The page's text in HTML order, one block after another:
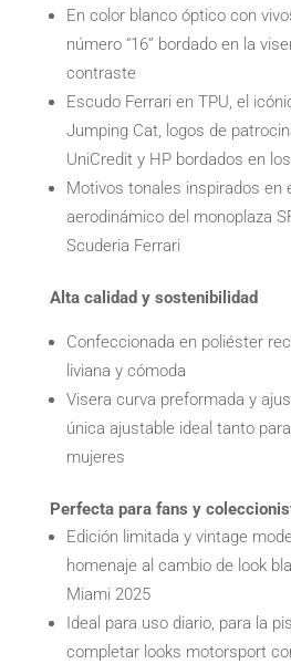
En color blanco óptico con
número “16” bordado en la
contraste
Escudo Ferrari en TPU, el
Jumping Cat, logos de
UniCredit y HP bordados en
Motivos tonales inspirados en
aerodinámico del monoplaza
Scuderia Ferrari
Alta calidad y sostenibilidad
Confeccionada en poliéster
liviana y cómoda
Visera curva preformada y
única ajustable ideal tanto
mujeres
Perfecta para fans y
Edición limitada y vintage
homenaje al cambio de look
Miami 2025
Ideal para uso diario, para la
completar looks motorsport